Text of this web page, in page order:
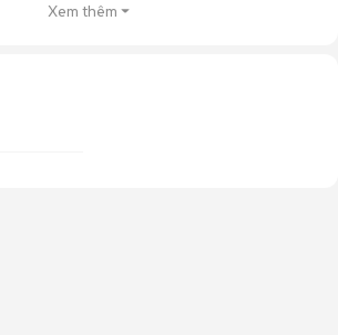
Xem thêm